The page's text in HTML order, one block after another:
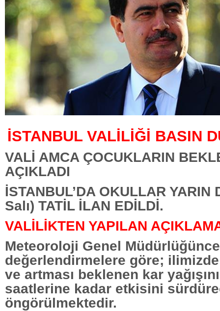
İSTANBUL VALİLİĞİ BASIN
VALİ AMCA ÇOCUKLARIN
AÇIKLADI
İSTANBUL’DA OKULLAR YARIN
Salı) TATİL İLAN EDİLDİ.
VALİLİKTEN YAPILAN
Meteoroloji Genel
değerlendirmelere göre;
ve artması beklenen kar
saatlerine kadar etkisini
öngörülmektedir.